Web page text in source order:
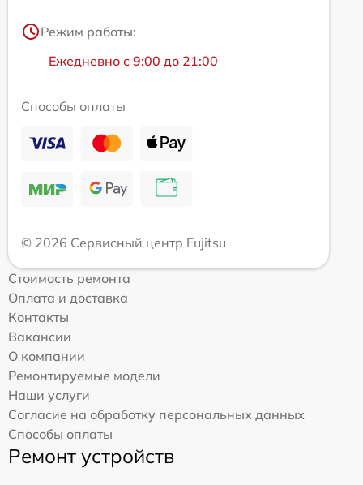
Режим работы:
Ежедневно с 9:00 до 21:00
Способы оплаты
© 2026 Сервисный центр Fujitsu
Стоимость ремонта
Оплата и доставка
Контакты
Вакансии
О компании
Ремонтируемые модели
Наши услуги
Согласие на обработку персональных данных
Способы оплаты
Ремонт устройств